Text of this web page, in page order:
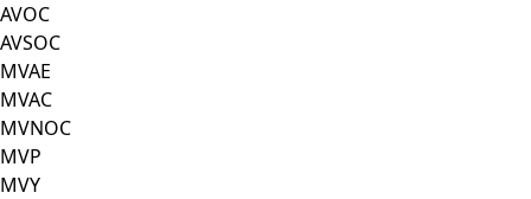
AVOC
AVSOC
MVAE
MVAC
MVNOC
MVP
MVY